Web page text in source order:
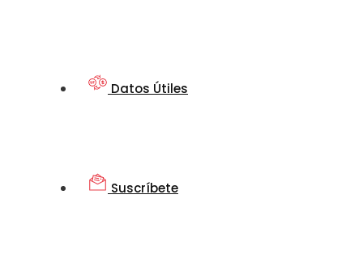
Datos Útiles
Suscríbete